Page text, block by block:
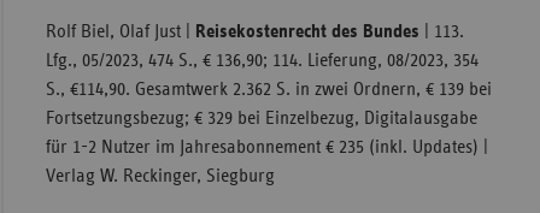
Rolf Biel, Olaf Just | Reisekostenrecht des Bundes
| 113.
Lfg., 05/2023, 474 S., € 136,90; 114. Lieferung, 08/2023, 354
S., €114,90. Gesamtwerk 2.362 S. in zwei Ordnern, € 139 bei
Fortsetzungsbezug; € 329 bei Einzelbezug, Digitalausgabe
für 1-2 Nutzer im Jahresabonnement € 235 (inkl. Updates) |
Verlag W. Reckinger, Siegburg